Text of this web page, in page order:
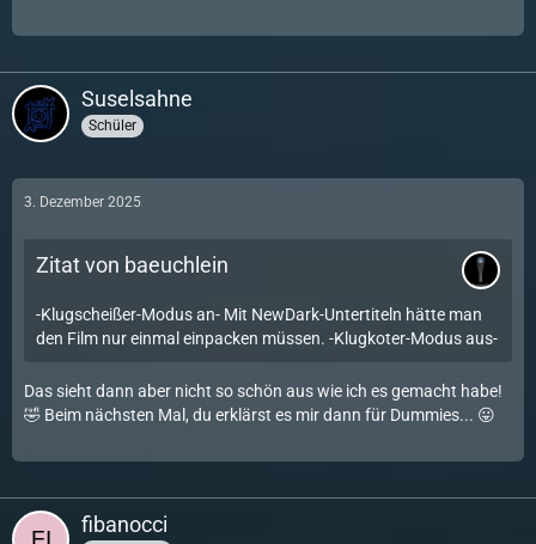
Suselsahne
Schüler
3. Dezember 2025
Zitat von baeuchlein
-Klugscheißer-Modus an- Mit NewDark-Untertiteln hätte man
den Film nur einmal einpacken müssen. -Klugkoter-Modus aus-
Das sieht dann aber nicht so schön aus wie ich es gemacht habe!
🤣 Beim nächsten Mal, du erklärst es mir dann für Dummies... 😛
fibanocci